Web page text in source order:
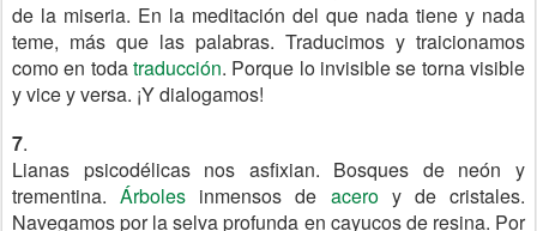
de la miseria. En la meditación del que nada tiene y nada
teme, más que las palabras. Traducimos y traicionamos
como en todatraducción. Porque lo invisible se torna visible
y vice y versa. ¡Y dialogamos!
7.
Lianas psicodélicas nos asfixian. Bosques de neón y
trementina.Árboles inmensos de aceroy de cristales.
Navegamos por la selva profunda en cayucos de resina. Por